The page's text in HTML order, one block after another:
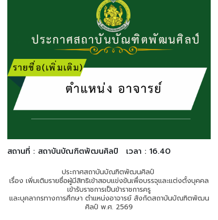
สถานที่ : สถาบันบัณฑิตพัฒนศิลป์ เวลา : 16.40
ประกาศสถาบันบัณฑิตพัฒนศิลป์
เรื่อง เพิ่มเติมรายชื่อผู้มีสิทธิเข้าสอบแข่งขันเพื่อบรรจุและแต่งตั้งบุคคล
เข้ารับราชการเป็นข้าราชการครู
และบุคลากรทางการศึกษา ตำแหน่งอาจารย์ สังกัดสถาบันบัณฑิตพัฒน
ศิลป์ พ.ศ. 2569